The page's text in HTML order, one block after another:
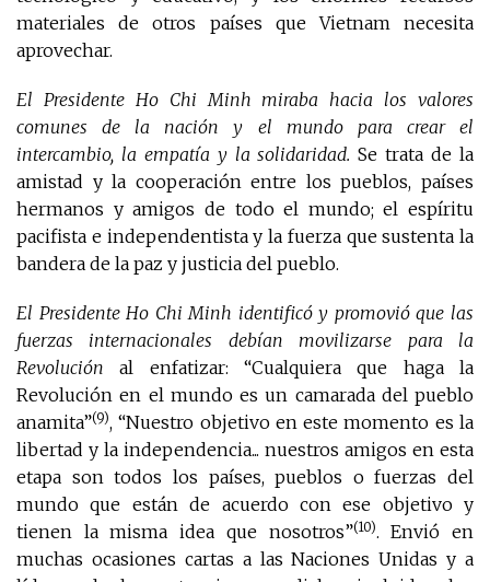
materiales de otros países que Vietnam necesita
aprovechar.
El Presidente Ho Chi Minh miraba hacia los valores
comunes de la nación y el mundo para crear el
intercambio, la empatía y la solidaridad. Se trata de la
amistad y la cooperación entre los pueblos, países
hermanos y amigos de todo el mundo; el espíritu
pacifista e independentista y la fuerza que sustenta la
bandera de la paz y justicia del pueblo.
El Presidente Ho Chi Minh identificó y promovió que las
fuerzas internacionales debían movilizarse para la
Revoluciónal enfatizar: “Cualquiera que haga la
Revolución en el mundo es un camarada del pueblo
anamita”(9), “Nuestro objetivo en este momento es la
libertad y la independencia... nuestros amigos en esta
etapa son todos los países, pueblos o fuerzas del
mundo que están de acuerdo con ese objetivo y
tienen la misma idea que nosotros”(10). Envió en
muchas ocasiones cartas a las Naciones Unidas y a